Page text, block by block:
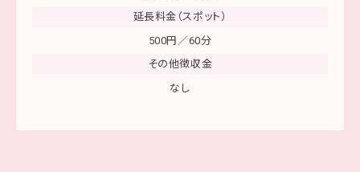
延長料金（スポット）
500円／60分
その他徴収金
なし